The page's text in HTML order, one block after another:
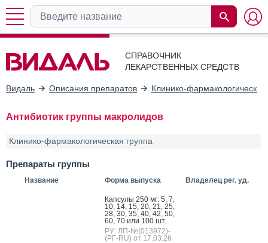
СПРАВОЧНИК
ЛЕКАРСТВЕННЫХ СРЕДСТВ
Видаль Описания препаратов Клинико-
Антибиотик группы макролидов
Клинико-фармакологическая группа
Препараты группы
Название Форма выпуска Владелец рег. уд.
Кап­су­лы 250 мг: 5, 7,
10, 14, 15, 20, 21, 25,
28, 30, 35, 40, 42, 50,
60, 70 или 100 шт.
РУ: ЛП-№(013972)-
(РГ-RU) от 17.03.26